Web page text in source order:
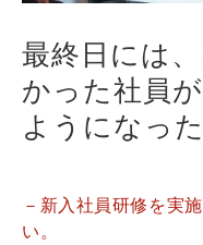
最終日には
かった社員
ようになった
－新入社員研修を実
い。